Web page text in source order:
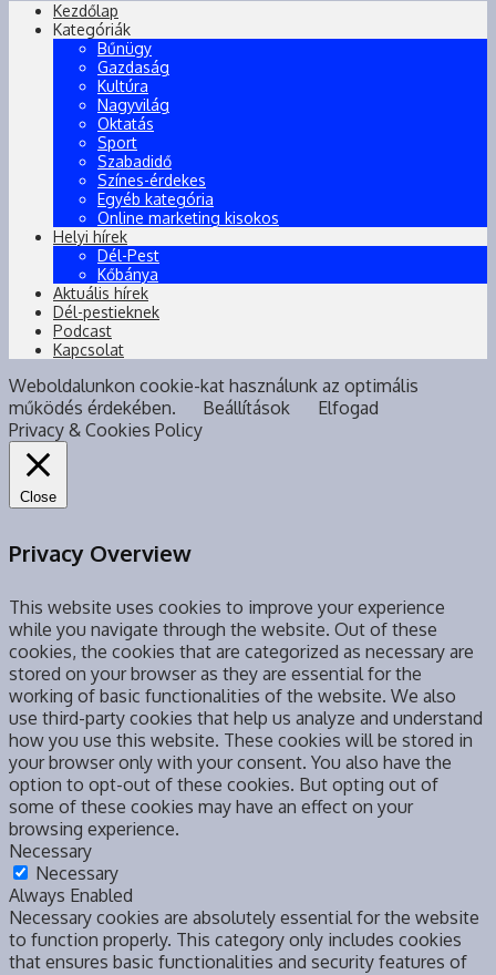
Kezdőlap
Kategóriák
Bűnügy
Gazdaság
Kultúra
Nagyvilág
Oktatás
Sport
Szabadidő
Színes-érdekes
Egyéb kategória
Online marketing kisokos
Helyi hírek
Dél-Pest
Kőbánya
Aktuális hírek
Dél-pestieknek
Podcast
Kapcsolat
Weboldalunkon cookie-kat használunk az optimális
működés érdekében.
Beállítások
Elfogad
Privacy & Cookies Policy
Close
Privacy Overview
This website uses cookies to improve your experience
while you navigate through the website. Out of these
cookies, the cookies that are categorized as necessary are
stored on your browser as they are essential for the
working of basic functionalities of the website. We also
use third-party cookies that help us analyze and understand
how you use this website. These cookies will be stored in
your browser only with your consent. You also have the
option to opt-out of these cookies. But opting out of
some of these cookies may have an effect on your
browsing experience.
Necessary
Necessary
Always Enabled
Necessary cookies are absolutely essential for the website
to function properly. This category only includes cookies
that ensures basic functionalities and security features of